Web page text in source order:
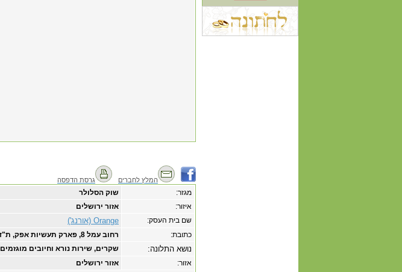
גרסת הדפסה המלץ לחברים
שוק הסלולר
מגזר:
אזור ירושלים
איזור:
Orange (אורנג')
שם בית העסק:
רחוב עמל 8, פארק תעשיות אפק, ת"ד 435, ראש העין 48103
כתובת:
שקרים, שירות נורא וחיובים מוגזמים
נושא התלונה:
אזור ירושלים אזור: